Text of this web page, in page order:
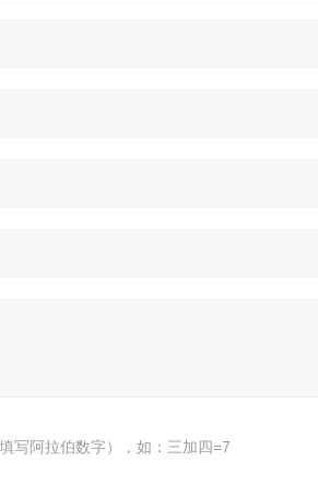
写阿拉伯数字），如：三加四=7